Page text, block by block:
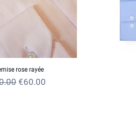
rose rayée
Price
Sale Price
€60.00